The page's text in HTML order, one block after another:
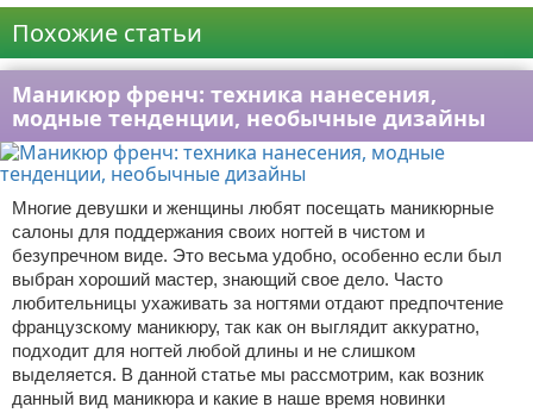
Похожие статьи
Маникюр френч: техника нанесения,
модные тенденции, необычные дизайны
Многие девушки и женщины любят посещать маникюрные
салоны для поддержания своих ногтей в чистом и
безупречном виде. Это весьма удобно, особенно если был
выбран хороший мастер, знающий свое дело. Часто
любительницы ухаживать за ногтями отдают предпочтение
французскому маникюру, так как он выглядит аккуратно,
подходит для ногтей любой длины и не слишком
выделяется. В данной статье мы рассмотрим, как возник
данный вид маникюра и какие в наше время новинки